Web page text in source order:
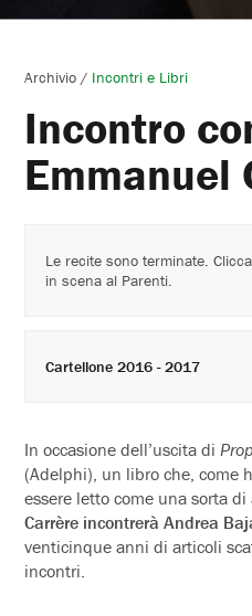
Archivio / Incontri e Libri
Incontro
Emmanuel
In occasione dell’uscita di
(Adelphi), un libro che, come
essere letto come una sorta di
Carrère incontrerà Andrea
venticinque anni di articoli
incontri.
Le recite sono terminate.
in scena al Parenti.
Cartellone 2016 - 2017